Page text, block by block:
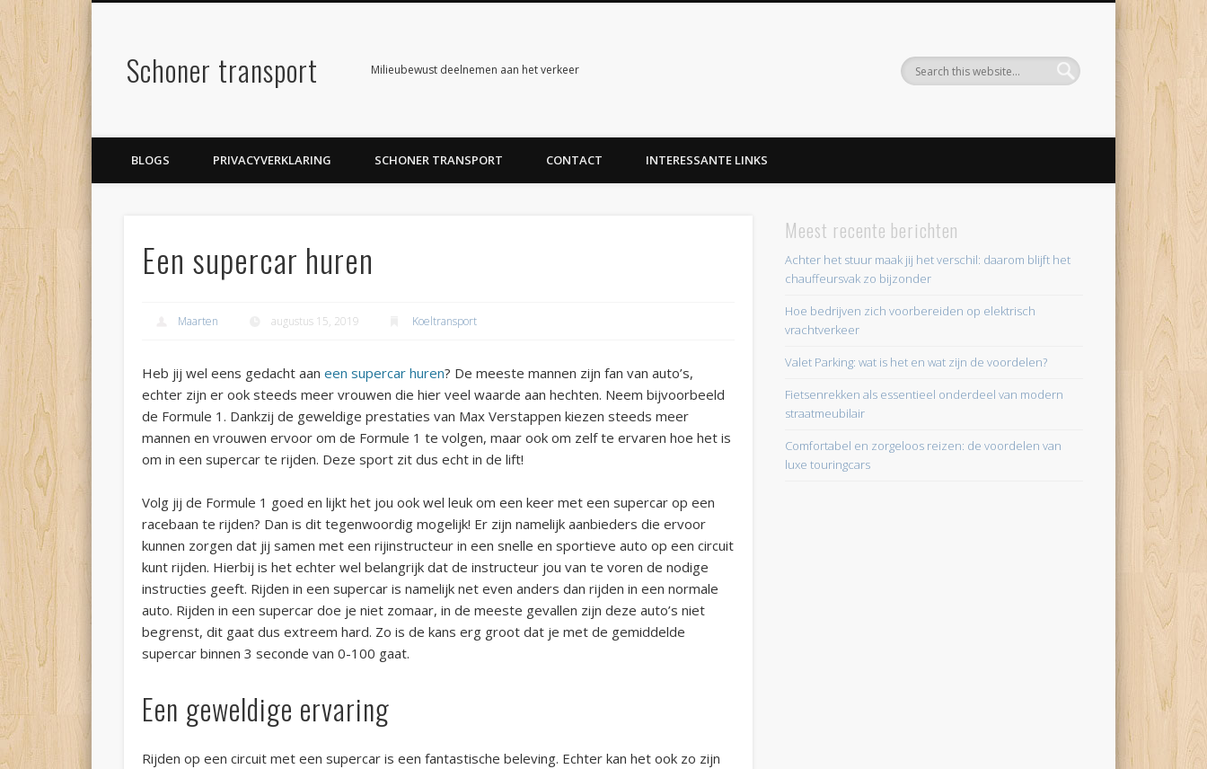
Schoner transport Milieubewust deelnemen aan het verkeer
BLOGS PRIVACYVERKLARING SCHONER TRANSPORT CONTACT INTERESSANTE LINKS
Een supercar huren
Maarten augustus 15, 2019 Koeltransport
Heb jij wel eens gedacht aaneen supercar huren? De meeste mannen zijn fan van auto’s,
echter zijn er ook steeds meer vrouwen die hier veel waarde aan hechten. Neem bijvoorbeeld
de Formule 1. Dankzij de geweldige prestaties van Max Verstappen kiezen steeds meer
mannen en vrouwen ervoor om de Formule 1 te volgen, maar ook om zelf te ervaren hoe het is
om in een supercar te rijden. Deze sport zit dus echt in de lift!
Volg jij de Formule 1 goed en lijkt het jou ook wel leuk om een keer met een supercar op een
racebaan te rijden? Dan is dit tegenwoordig mogelijk! Er zijn namelijk aanbieders die ervoor
kunnen zorgen dat jij samen met een rijinstructeur in een snelle en sportieve auto op een circuit
kunt rijden. Hierbij is het echter wel belangrijk dat de instructeur jou van te voren de nodige
instructies geeft. Rijden in een supercar is namelijk net even anders dan rijden in een normale
auto. Rijden in een supercar doe je niet zomaar, in de meeste gevallen zijn deze auto’s niet
begrenst, dit gaat dus extreem hard. Zo is de kans erg groot dat je met de gemiddelde
supercar binnen 3 seconde van 0-100 gaat.
Een geweldige ervaring
Rijden op een circuit met een supercar is een fantastische beleving. Echter kan het ook zo zijn
Meest recente berichten
Achter het stuur maak jij het verschil: daarom blijft het
chauffeursvak zo bijzonder
Hoe bedrijven zich voorbereiden op elektrisch
vrachtverkeer
Valet Parking: wat is het en wat zijn de voordelen?
Fietsenrekken als essentieel onderdeel van modern
straatmeubilair
Comfortabel en zorgeloos reizen: de voordelen van
luxe touringcars